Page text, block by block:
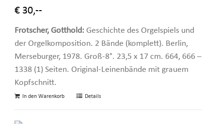
€ 30,--
Frotscher, Gotthold: Geschichte des Orgelspiels und
der Orgelkomposition. 2 Bände (komplett). Berlin,
Merseburger, 1978. Groß-8°. 23,5 x 17 cm. 664, 666 –
1338 (1) Seiten. Original-Leinenbände mit grauem
Kopfschnitt.
In den Warenkorb Details